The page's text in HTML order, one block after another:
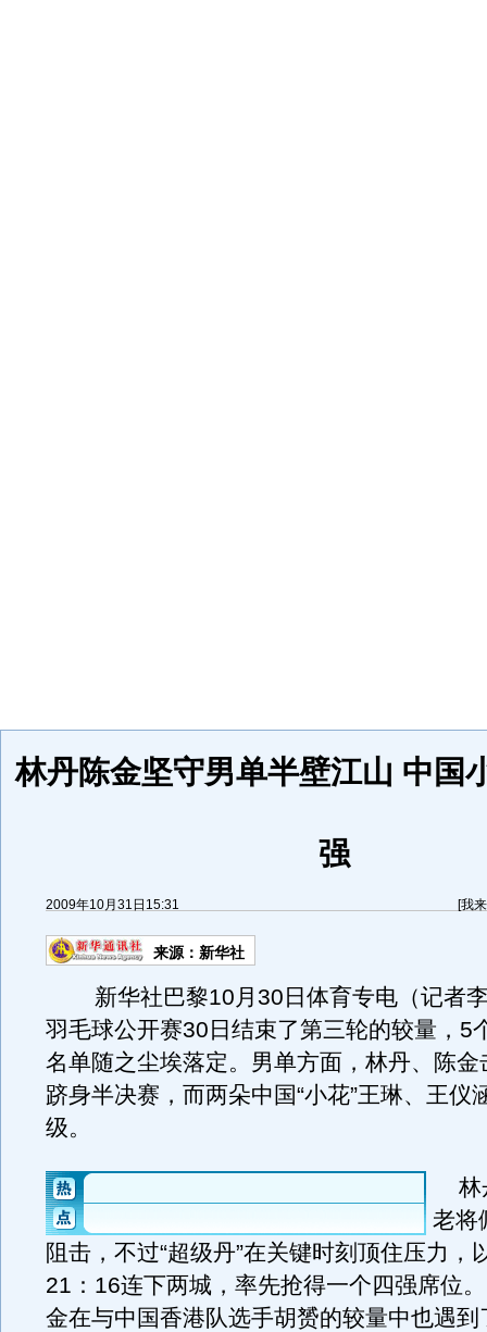
林丹陈金坚守男单半壁江山 中国
强
2009年10月31日15:31 [我
来源： 新华社
新华社巴黎10月30日体育专电（记者
羽毛球公开赛30日结束了第三轮的较量，5
名单随之尘埃落定。男单方面，林丹、陈金
跻身半决赛，而两朵中国“小花”王琳、王仪
级。
林
老将
阻击，不过“超级丹”在关键时刻顶住压力，
21：16连下两城，率先抢得一个四强席位
金在与中国香港队选手胡赟的较量中也遇到